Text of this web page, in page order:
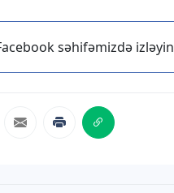
səhifəmizdə izləyin